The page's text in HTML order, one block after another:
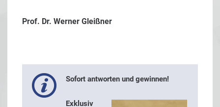
Prof. Dr. Werner Gleißner
Sofort antworten und gewinnen!
Exklusiv